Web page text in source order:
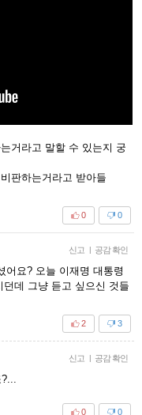
거라고 말할 수 있는지 궁
판하는거라고 받아들
0
0
신고 | 공감 확인
어요? 오늘 이재명 대통령
데 그냥 듣고 싶으신 것들
3
2
신고 | 공감 확인
0
0